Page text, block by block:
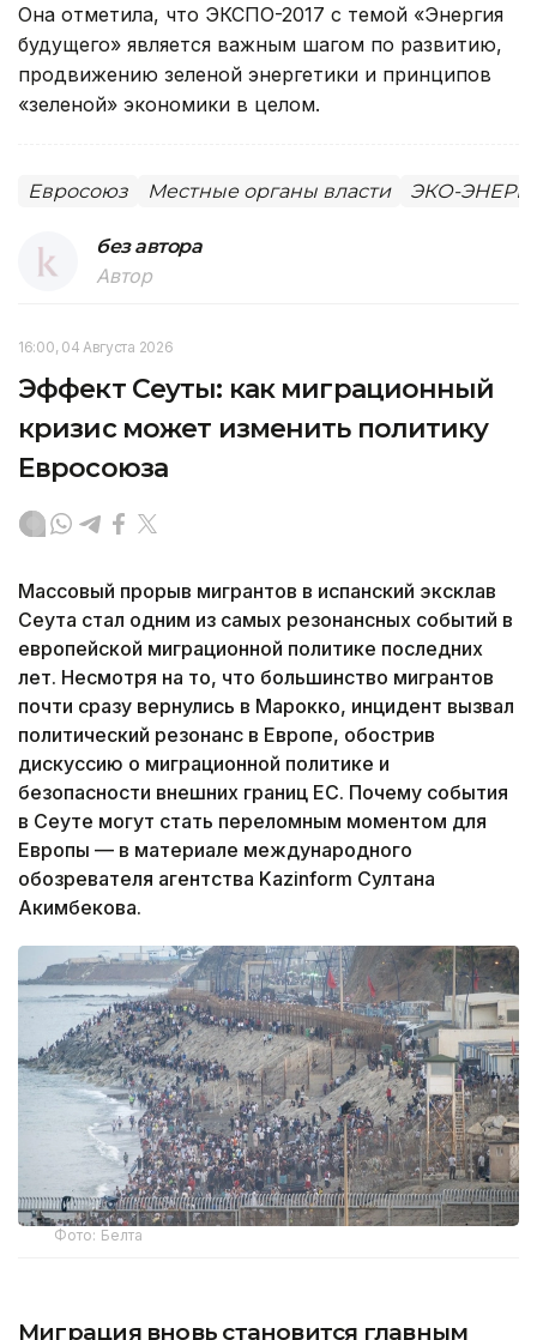
Она отметила, что ЭКСПО-2017 с темой «Энергия
будущего» является важным шагом по развитию,
продвижению зеленой энергетики и принципов
«зеленой» экономики в целом.
Евросоюз Местные органы власти ЭКО-
без автора
Автор
16:00, 04 Августа 2026
Эффект Сеуты: как миграционный
кризис может изменить политику
Евросоюза
Массовый прорыв мигрантов в испанский эксклав
Сеута стал одним из самых резонансных событий в
европейской миграционной политике последних
лет. Несмотря на то, что большинство мигрантов
почти сразу вернулись в Марокко, инцидент вызвал
политический резонанс в Европе, обострив
дискуссию о миграционной политике и
безопасности внешних границ ЕС. Почему события
в Сеуте могут стать переломным моментом для
Европы — в материале международного
обозревателя агентства Kazinform Султана
Акимбекова.
Фото: Белта
Миграция вновь становится главным